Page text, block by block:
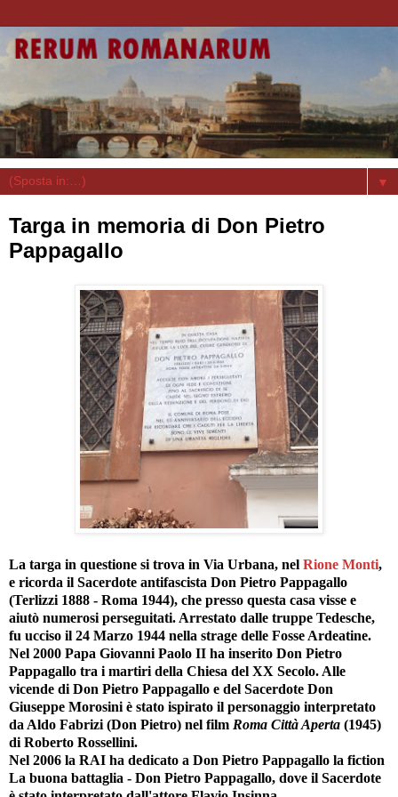
▼
Targa in memoria di Don Pietro
Pappagallo
La targa in questione si trova in Via Urbana, nel Rione Monti,
e ricorda il Sacerdote antifascista Don Pietro Pappagallo
(Terlizzi 1888 - Roma 1944), che presso questa casa visse e
aiutò numerosi perseguitati. Arrestato dalle truppe Tedesche,
fu ucciso il 24 Marzo 1944 nella strage delle Fosse Ardeatine.
Nel 2000 Papa Giovanni Paolo II ha inserito Don Pietro
Pappagallo tra i martiri della Chiesa del XX Secolo. Alle
vicende di Don Pietro Pappagallo e del Sacerdote Don
Giuseppe Morosini è stato ispirato il personaggio interpretato
da Aldo Fabrizi (Don Pietro) nel film Roma Città Aperta (1945)
di Roberto Rossellini.
Nel 2006 la RAI ha dedicato a Don Pietro Pappagallo la fiction
La buona battaglia - Don Pietro Pappagallo, dove il Sacerdote